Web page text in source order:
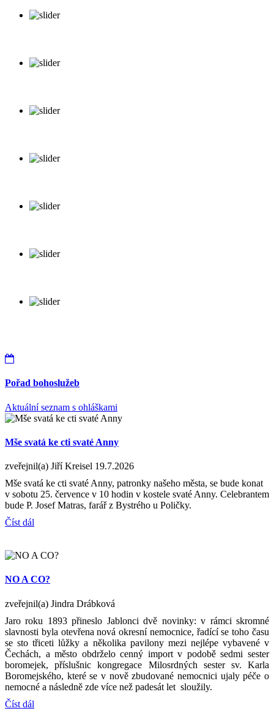
Pořad bohoslužeb
Aktuální seznam s ohláškami
Mše svatá ke cti svaté Anny
zveřejnil(a) Jiří Kreisel 19.7.2026
Mše svatá ke cti svaté Anny, patronky našeho města, se bude konat
v sobotu 25. července v 10 hodin v kostele svaté Anny. Celebrantem
bude P. Josef Matras, farář z Bystrého u Poličky.
Číst dál
NO A CO?
zveřejnil(a) Jindra Drábková
Jaro roku 1893 přineslo Jablonci dvě novinky: v rámci skromné
slavnosti byla otevřena nová okresní nemocnice, řadící se toho času
se sto třiceti lůžky a několika pavilony mezi nejlépe vybavené v
Čechách, a město obdrželo cenný import v podobě sedmi sester
boromejek, příslušnic kongregace Milosrdných sester sv. Karla
Boromejského, které se v nově zbudované nemocnici ujaly péče o
nemocné a následně zde více než padesát let sloužily.
Číst dál